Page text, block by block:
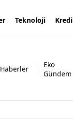
Teknoloji Kredi
Haberler
Eko
Gündem